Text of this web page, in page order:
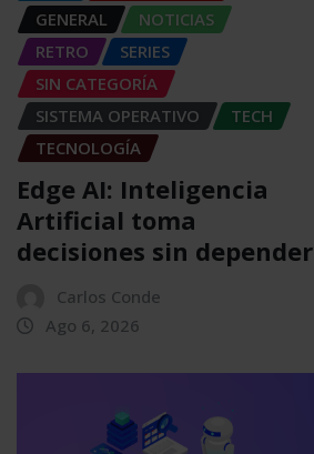
GENERAL
NOTICIAS
RETRO
SERIES
SIN CATEGORÍA
SISTEMA OPERATIVO
TECH
TECNOLOGÍA
Edge AI: Inteligencia
Artificial toma
decisiones sin depender
Carlos Conde
Ago 6, 2026